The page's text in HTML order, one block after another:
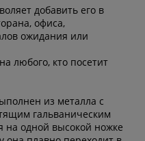
добавить его в
офиса,
ожидания или
любого, кто посетит
из металла с
гальваническим
на одной высокой ножке